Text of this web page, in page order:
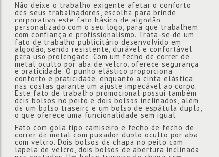
Não deixe o trabalho exigente afetar o conforto
dos seus trabalhadores, escolha para brinde
corporativo este fato básico de algodão
personalizado com o seu logo, para que trabalhem
com confiança e profissionalismo. Trata-se de um
fato de trabalho publicitário desenvolvido em
algodão, sendo resistente, durável e confortável
para uso prolongado. Com um fecho de correr de
metal oculto por aba de velcro, oferece segurança
e praticidade. O punho elástico proporciona
conforto e praticidade, enquanto a cinta elástica
nas costas garante um ajuste impecável ao corpo.
Este fato de trabalho promocional possui também
dois bolsos no peito e dois bolsos inclinados, além
de um bolso traseiro e um bolso de espátula duplo,
o que oferece uma funcionalidade sem igual.
Fato com gola tipo camiseiro e fecho de fecho de
correr de metal com puxador duplo oculto por aba
com velcro. Dois bolsos de chapa no peito com
lapela de velcro, dois bolsos de abertura inclinada